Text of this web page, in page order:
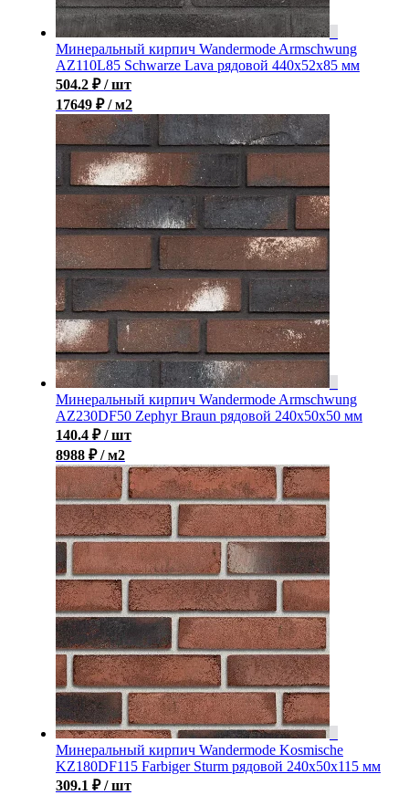
Минеральный кирпич Wandermode Armschwung
AZ110L85 Schwarze Lava рядовой 440x52x85 мм
504.2 ₽ / шт
17649 ₽ / м2
Минеральный кирпич Wandermode Armschwung
AZ230DF50 Zephyr Braun рядовой 240x50x50 мм
140.4 ₽ / шт
8988 ₽ / м2
Минеральный кирпич Wandermode Kosmische
KZ180DF115 Farbiger Sturm рядовой 240x50x115 мм
309.1 ₽ / шт